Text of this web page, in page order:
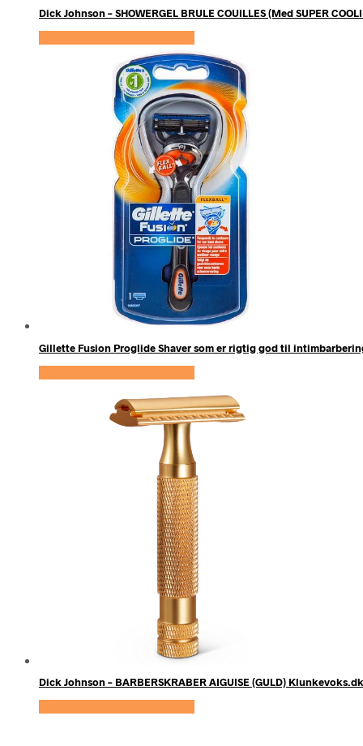
Dick Johnson – SHOWERGEL BRULE COUILLES (Med SUPER
Gillette Fusion Proglide Shaver som er rigtig god til
Dick Johnson – BARBERSKRABER AIGUISE (GULD) Klunkevoks.dk